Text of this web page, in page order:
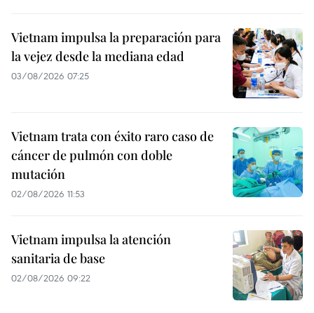
Vietnam impulsa la preparación para
la vejez desde la mediana edad
03/08/2026 07:25
Vietnam trata con éxito raro caso de
cáncer de pulmón con doble
mutación
02/08/2026 11:53
Vietnam impulsa la atención
sanitaria de base
02/08/2026 09:22